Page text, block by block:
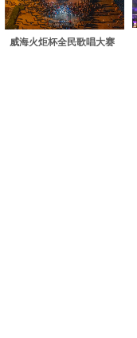
威海火炬杯全民歌唱大赛